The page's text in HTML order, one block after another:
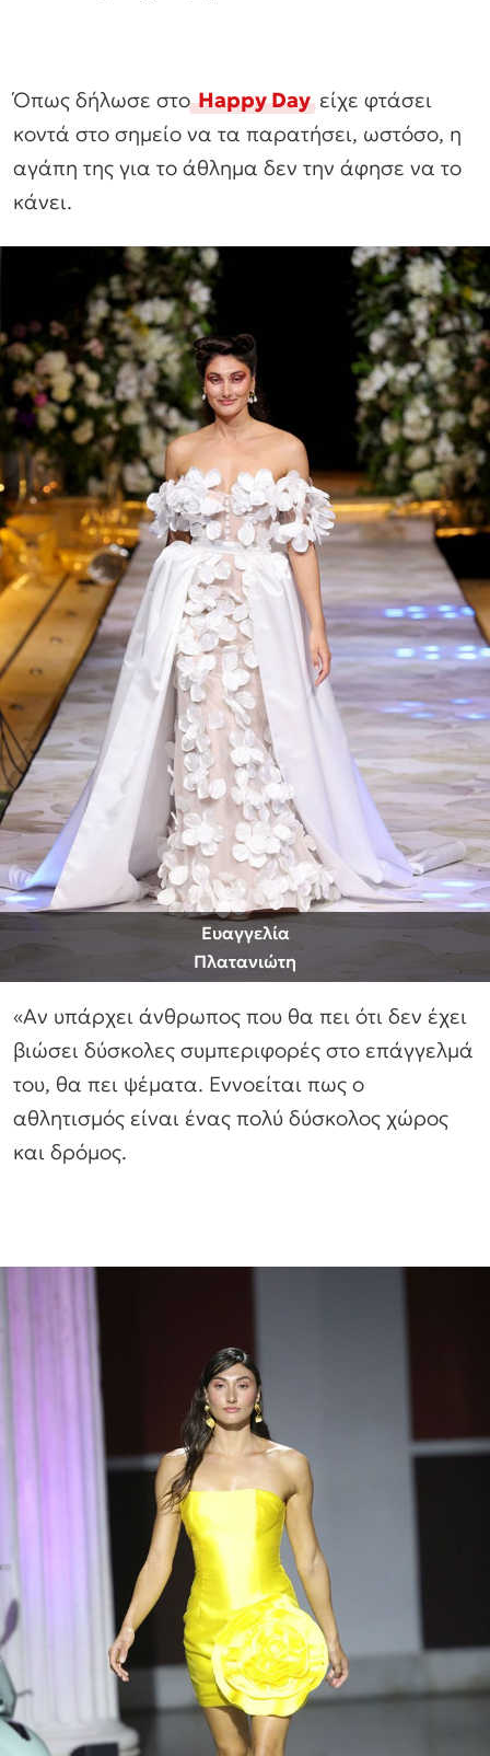
Όπως δήλωσε στοHappy Dayείχε φτάσει
κοντά στο σημείο να τα παρατήσει, ωστόσο, η
αγάπη της για το άθλημα δεν την άφησε να το
κάνει.
Ευαγγελία
Πλατανιώτη
«Αν υπάρχει άνθρωπος που θα πει ότι δεν έχει
βιώσει δύσκολες συμπεριφορές στο επάγγελμά
του, θα πει ψέματα. Εννοείται πως ο
αθλητισμός είναι ένας πολύ δύσκολος χώρος
και δρόμος.